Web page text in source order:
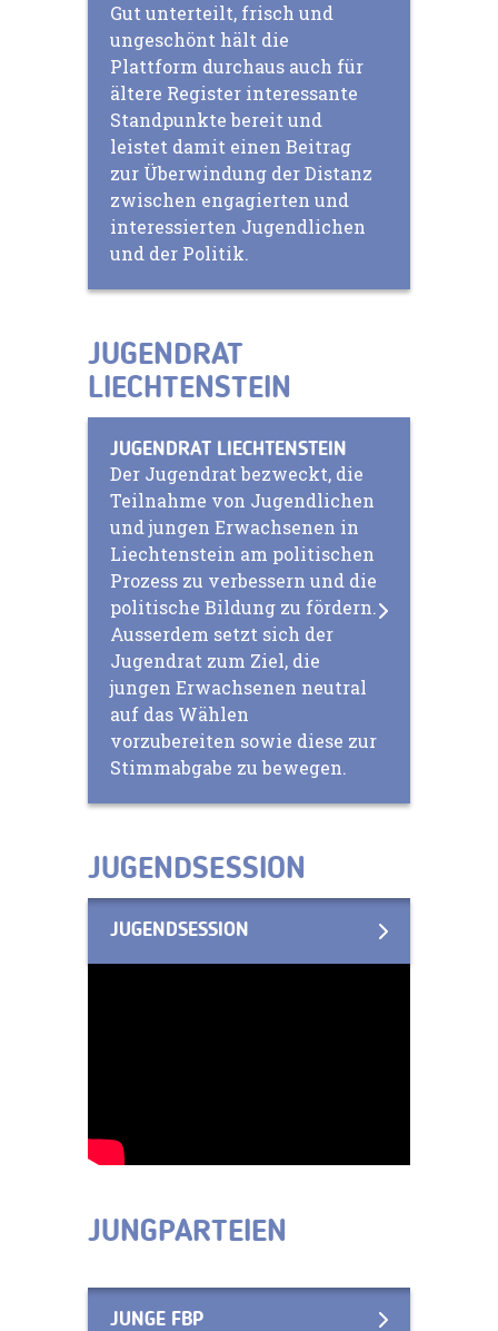
Gut unterteilt, frisch und
ungeschönt hält die
Plattform durchaus auch für
ältere Register interessante
Standpunkte bereit und
leistet damit einen Beitrag
zur Überwindung der Distanz
zwischen engagierten und
interessierten Jugendlichen
und der Politik.
JUGENDRAT
LIECHTENSTEIN
JUGENDRAT LIECHTENSTEIN
Der Jugendrat bezweckt, die
Teilnahme von Jugendlichen
und jungen Erwachsenen in
Liechtenstein am politischen
Prozess zu verbessern und die
politische Bildung zu fördern.
Ausserdem setzt sich der
Jugendrat zum Ziel, die
jungen Erwachsenen neutral
auf das Wählen
vorzubereiten sowie diese zur
Stimmabgabe zu bewegen.
JUGENDSESSION
JUGENDSESSION
JUNGPARTEIEN
JUNGE FBP